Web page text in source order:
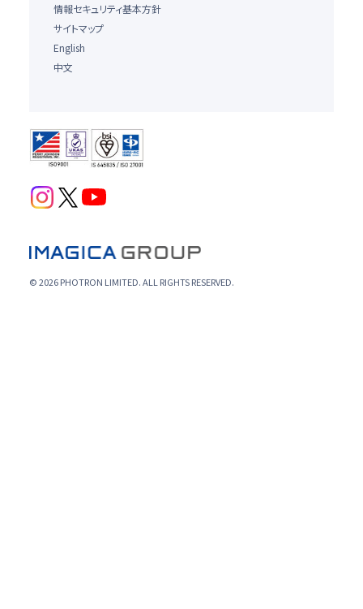
情報セキュリティ基本方針
サイトマップ
English
中文
© 2026 PHOTRON LIMITED. ALL RIGHTS RESERVED.